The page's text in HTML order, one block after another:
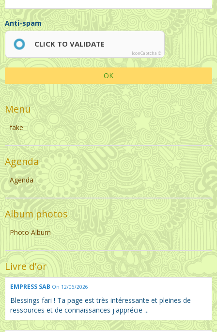
Anti-spam
CLICK TO VALIDATE
IconCaptcha ©
OK
Menu
fake
Agenda
Agenda
Album photos
Photo Album
Livre d'or
EMPRESS SAB On 12/06/2026
Blessings fari ! Ta page est très intéressante et pleines de
ressources et de connaissances j'apprécie ...